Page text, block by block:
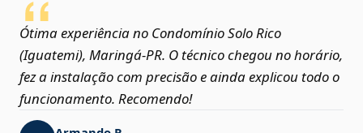
Ótima experiência no Condomínio Solo Rico
(Iguatemi), Maringá‑PR. O técnico chegou no horário,
fez a instalação com precisão e ainda explicou todo o
funcionamento. Recomendo!